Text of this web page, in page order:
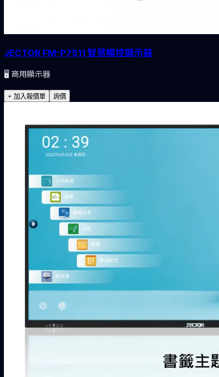
JECTOR FM-P7511 智慧觸控顯示器
🖥️ 商用顯示器
+ 加入報價單 詢價